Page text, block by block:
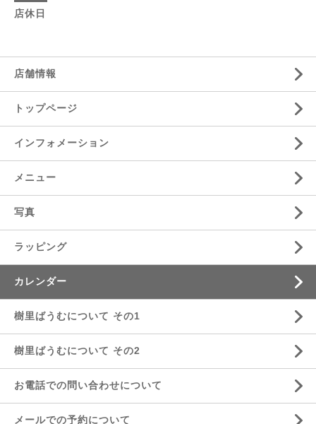
店休日
店舗情報
トップページ
インフォメーション
メニュー
写真
ラッピング
カレンダー
樹里ばうむについて その1
樹里ばうむについて その2
お電話での問い合わせについて
メールでの予約について